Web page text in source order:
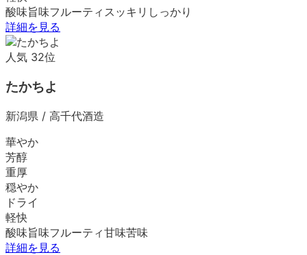
酸味旨味フルーティ スッキリ しっかり
詳細を見る
人気 32位
たかちよ
新潟県 / 高千代酒造
華やか
芳醇
重厚
穏やか
ドライ
軽快
酸味旨味フルーティ甘味苦味
詳細を見る